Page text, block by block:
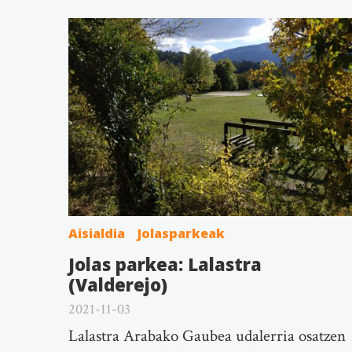
Aisialdia Jolasparkeak
Jolas parkea: Lalastra
(Valderejo)
2021-11-03
Lalastra Arabako Gaubea udalerria osatzen